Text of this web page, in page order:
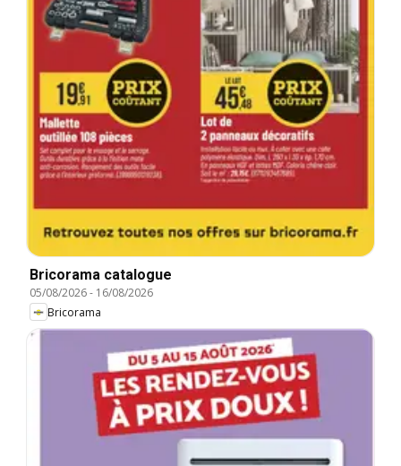
Bricorama catalogue
05/08/2026- 16/08/2026
Bricorama